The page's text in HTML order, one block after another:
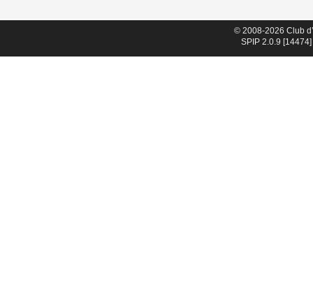
© 2008-2026 Club
SPIP 2.0.9 [14474]